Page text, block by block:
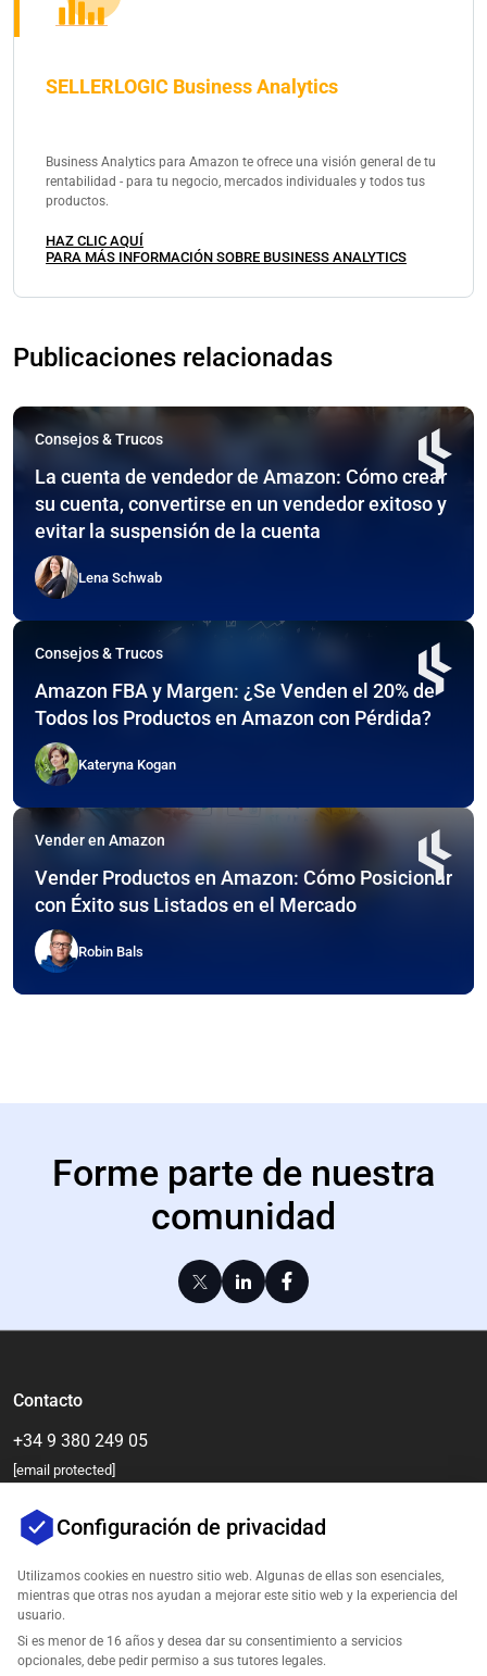
SELLERLOGIC Business Analytics
Business Analytics para Amazon te ofrece una visión general de tu
rentabilidad - para tu negocio, mercados individuales y todos tus
productos.
HAZ CLIC AQUÍ
PARA MÁS INFORMACIÓN SOBRE BUSINESS ANALYTICS
Publicaciones relacionadas
Consejos & Trucos
La cuenta de vendedor de Amazon: Cómo crear
su cuenta, convertirse en un vendedor exitoso y
evitar la suspensión de la cuenta
Lena Schwab
Consejos & Trucos
Amazon FBA y Margen: ¿Se Venden el 20% de
Todos los Productos en Amazon con Pérdida?
Kateryna Kogan
Vender en Amazon
Vender Productos en Amazon: Cómo Posicionar
con Éxito sus Listados en el Mercado
Robin Bals
Forme parte de nuestra
comunidad
Contacto
+34 9 380 249 05
[email protected]
Configuración de privacidad
Utilizamos cookies en nuestro sitio web. Algunas de ellas son esenciales,
mientras que otras nos ayudan a mejorar este sitio web y la experiencia del
usuario.
Si es menor de 16 años y desea dar su consentimiento a servicios
opcionales, debe pedir permiso a sus tutores legales.